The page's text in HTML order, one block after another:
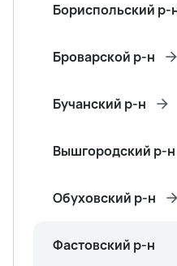
Бориспольский р-
Броварской р-н
Бучанский р-н
Вышгородский р-н
Обуховский р-н
Фастовский р-н